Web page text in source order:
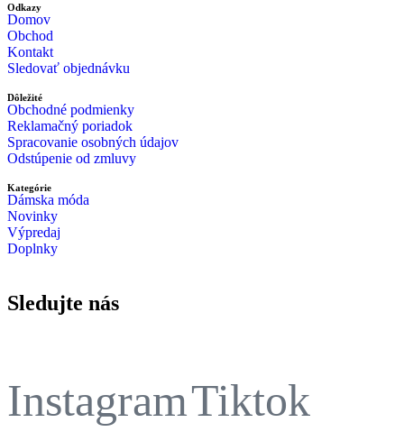
Odkazy
Domov
Obchod
Kontakt
Sledovať objednávku
Dôležité
Obchodné podmienky
Reklamačný poriadok
Spracovanie osobných údajov
Odstúpenie od zmluvy
Kategórie
Dámska móda
Novinky
Výpredaj
Doplnky
Sledujte nás
InstagramTiktok